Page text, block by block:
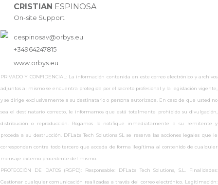
CRISTIAN ESPINOSA
On-site Support
cespinosav@orbys.eu
+34964247815
www.orbys.eu
PRIVADO Y CONFIDENCIAL: La información contenida en este correo electrónico y archivos
adjuntos al mismo se encuentra protegida por el secreto profesional y la legislación vigente,
y se dirige exclusivamente a su destinatario o persona autorizada. En caso de que usted no
sea el destinatario correcto, le informamos que está totalmente prohibido su divulgación,
distribución o reproducción. Rogamos lo notifique inmediatamente a su remitente y
proceda a su destrucción. DFLabs Tech Solutions SL se reserva las acciones legales que le
correspondan contra todo tercero que acceda de forma ilegítima al contenido de cualquier
mensaje externo procedente del mismo.
PROTECCIÓN DE DATOS (RGPD): Responsable: DFLabs Tech Solutions, S.L. Finalidades:
Gestionar cualquier comunicación realizadas a través del correo electrónico. Legitimación: